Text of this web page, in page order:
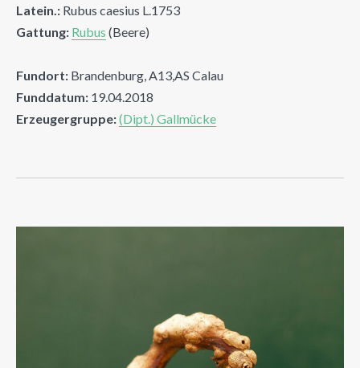
Latein.: Rubus caesius L.1753
Gattung: Rubus (Beere)
Fundort: Brandenburg, A13,AS Calau
Funddatum: 19.04.2018
Erzeugergruppe:(Dipt.) Gallmücke